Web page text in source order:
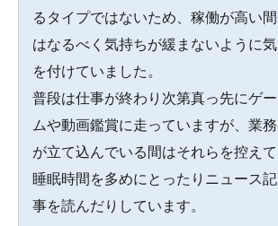
るタイプではないため、稼働が高い間
はなるべく気持ちが緩まないように気
を付けていました。
普段は仕事が終わり次第真っ先にゲー
ムや動画鑑賞に走っていますが、業務
が立て込んでいる間はそれらを控えて
睡眠時間を多めにとったりニュース記
事を読んだりしています。